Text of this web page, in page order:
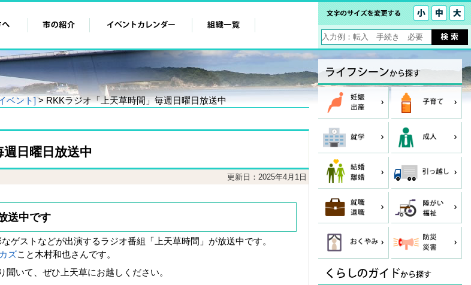
ベント]> RKKラジオ「上天草時間」毎週日曜日放送中
日曜日放送中
更新日：2025年4月1日
送中です
ゲストなどが出演するラジオ番組「上天草時間」が放送中です。
ズこと木村和也さんです。
いて、ぜひ上天草にお越しください。